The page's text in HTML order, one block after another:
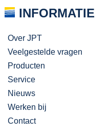
INFORMATIE
Over JPT
Veelgestelde vragen
Producten
Service
Nieuws
Werken bij
Contact